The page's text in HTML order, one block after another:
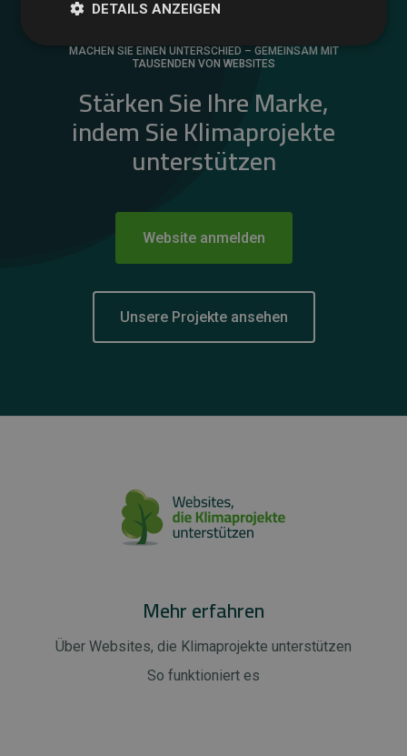
MACHEN SIE EINEN UNTERSCHIED – GEMEINSAM MIT
TAUSENDEN VON WEBSITES
Stärken Sie Ihre Marke,
indem Sie Klimaprojekte
unterstützen
Website anmelden
Unsere Projekte ansehen
Mehr erfahren
Über Websites, die Klimaprojekte unterstützen
So funktioniert es
DETAILS ANZEIGEN